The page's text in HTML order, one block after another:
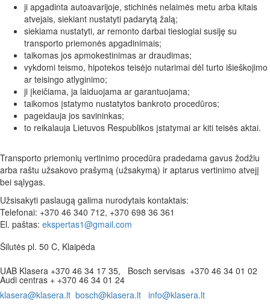
ji apgadinta autoavarijoje, stichinės nelaimės metu arba kitais
atvejais, siekiant nustatyti padarytą žalą;
siekiama nustatyti, ar remonto darbai tiesiogiai susiję su
transporto priemonės apgadinimais;
taikomas jos apmokestinimas ar draudimas;
vykdomi teismo, hipotekos teisėjo nutarimai dėl turto išieškojimo
ar teisingo atlyginimo;
ji įkeičiama, ja laiduojama ar garantuojama;
taikomos įstatymo nustatytos bankroto procedūros;
pageidauja jos savininkas;
to reikalauja Lietuvos Respublikos įstatymai ar kiti teisės aktai.
Transporto priemonių vertinimo procedūra pradedama gavus žodžiu
arba raštu užsakovo prašymą (užsakymą) ir aptarus vertinimo atvejį
bei sąlygas.
Užsisakyti paslaugą galima nurodytais kontaktais:
Telefonai: +370 46 340 712, +370 698 36 361
El. paštas: ekspertas1@gmail.com
Šilutės pl. 50 C, Klaipėda
UAB Klasera +370 46 34 17 35, Bosch servisas +370 46 34 01 02
Audi centras + +370 46 34 01 24
klasera@klasera.lt bosch@klasera.lt info@klasera.lt